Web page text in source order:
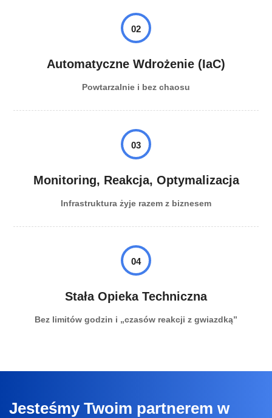
02
Automatyczne Wdrożenie (IaC)
Powtarzalnie i bez chaosu
03
Monitoring, Reakcja, Optymalizacja
Infrastruktura żyje razem z biznesem
04
Stała Opieka Techniczna
Bez limitów godzin i „czasów reakcji z gwiazdką”
Jesteśmy Twoim partnerem w